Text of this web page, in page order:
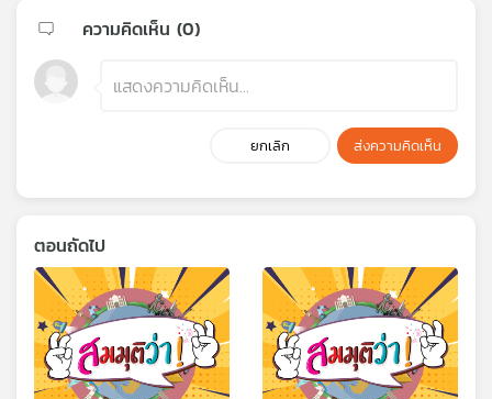
ความคิดเห็น (0)
ยกเลิก ส่งความคิดเห็น
ตอนถัดไป